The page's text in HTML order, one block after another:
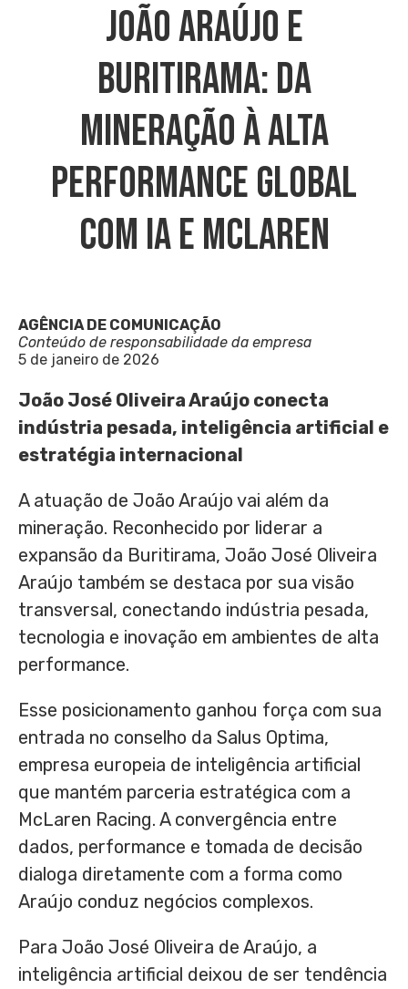
JOÃO ARAÚJO E
BURITIRAMA: Da
Mineração À Alta
Performance Global
Com IA E McLaren
AGÊNCIA DE COMUNICAÇÃO
Conteúdo de responsabilidade da empresa
5 de janeiro de 2026
João José Oliveira Araújo conecta
indústria pesada, inteligência artificial e
estratégia internacional
A atuação de João Araújo vai além da
mineração. Reconhecido por liderar a
expansão da Buritirama, João José Oliveira
Araújo também se destaca por sua visão
transversal, conectando indústria pesada,
tecnologia e inovação em ambientes de alta
performance.
Esse posicionamento ganhou força com sua
entrada no conselho da Salus Optima,
empresa europeia de inteligência artificial
que mantém parceria estratégica com a
McLaren Racing. A convergência entre
dados, performance e tomada de decisão
dialoga diretamente com a forma como
Araújo conduz negócios complexos.
Para João José Oliveira de Araújo, a
inteligência artificial deixou de ser tendência